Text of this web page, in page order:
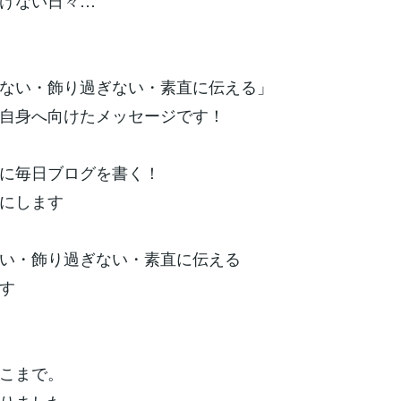
い・飾り過ぎない・素直に伝える」
身へ向けたメッセージです！
毎日ブログを書く！
します
・飾り過ぎない・素直に伝える
で。